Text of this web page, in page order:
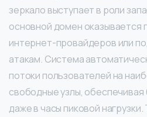
зеркало выступает в роли
основной домен оказывается
интернет-провайдеров или
атакам. Система
потоки пользователей на
свободные узлы,
даже в часы пиковой нагрузки.